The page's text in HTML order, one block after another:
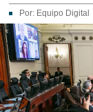
Por: Equipo Digital